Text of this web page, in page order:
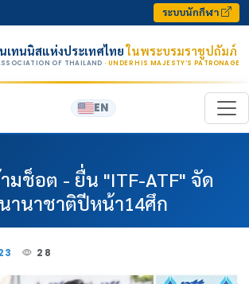
ระบบนักกีฬา
เทนนิสแห่งประเทศไทยในพระบรมราชูปถัมภ์
OF THAILAND · UNDER HIS MAJESTY’S PATRONAGE
EN
มช็อต - ยื่น "ITF-ATF" จัด
านาชาติปีหน้า14ศึก
28